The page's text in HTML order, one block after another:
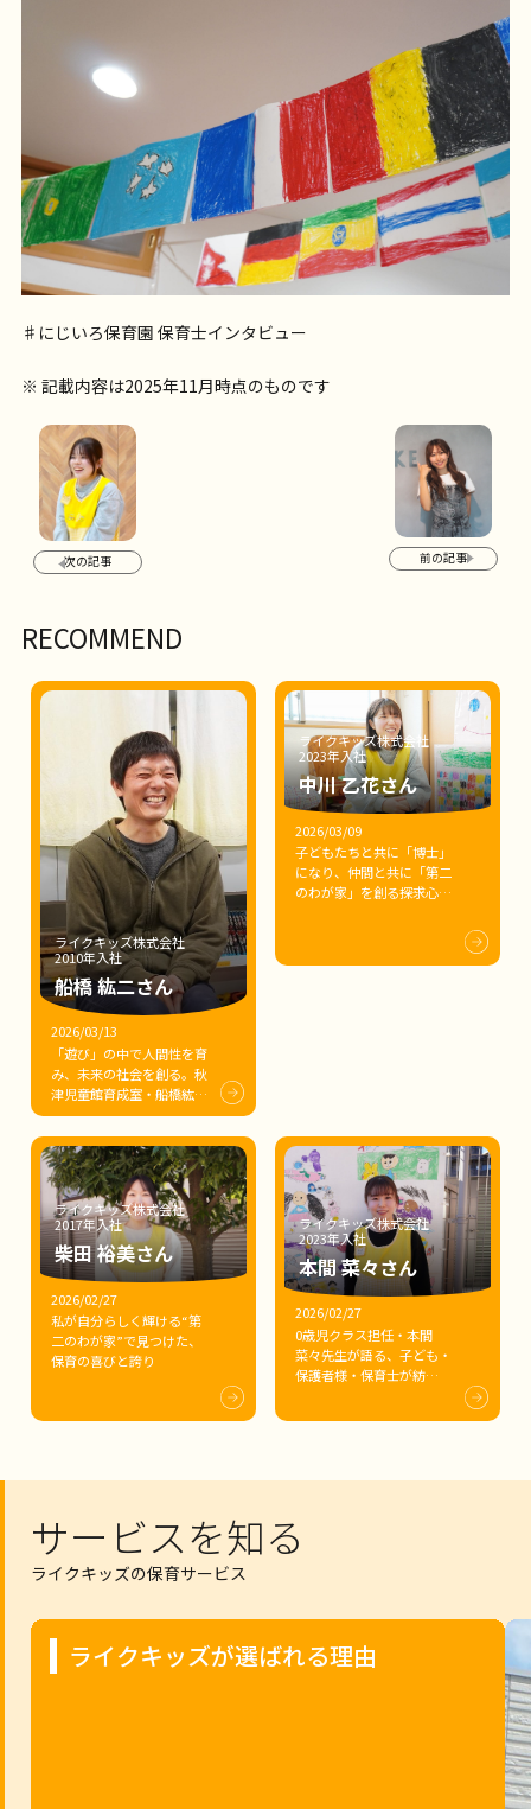
♯にじいろ保育園 保育士インタビュー
※ 記載内容は2025年11月時点のものです
次の記事 前の記事
RECOMMEND
ライクキッズ株式会社
2010年入社
船橋 紘二さん
2026/03/13
「遊び」の中で人間性を育
み、未来の社会を創る。秋
津児童館育成室・船橋紘二
施設長が語る、「絶対に諦
めない」学童保育のリアル
と想い
ライクキッズ株式会社
2023年入社
中川 乙花さん
2026/03/09
子どもたちと共に「博士」
になり、仲間と共に「第二
のわが家」を創る――探求心の
ライクキッズ株式会社
2017年入社
柴田 裕美さん
2026/02/27
私が自分らしく輝ける“第
二のわが家”で見つけた、
保育の喜びと誇り
ライクキッズ株式会社
2023年入社
本間 菜々さん
2026/02/27
0歳児クラス担任・本間
菜々先生が語る、子ども・
保護者様・保育士が紡
サービスを知る
ライクキッズの保育サービス
ライクキッズが選ばれる理由